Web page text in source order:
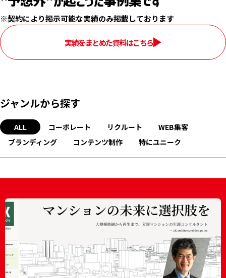
※契約により掲示可能な実績のみ掲載しております
実績をまとめた資料はこちら
ジャンルから探す
ALL コーポレート リクルート
WEB集客
ブランディング
コンテンツ制作 特にユニーク